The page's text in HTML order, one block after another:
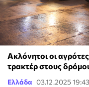
Ακλόνητοι οι
τρακτέρ στους
Ελλάδα 03.12.2025 19:43